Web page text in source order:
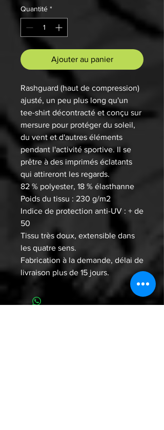
Quantité *
Ajouter au panier
Rashguard (haut de compression)
ajusté, un peu plus long qu'un
tee-shirt décontracté et conçu sur
mersure pour protéger du soleil,
du vent et d'autres éléments
pendant l'activité sportive. Il se
prêtre à des imprimés éclatants
qui attireront les regards.
82 % polyester, 18 % élasthanne
Poids du tissu : 230 g/m2
Indice de protection anti-UV : + de
50
Tissu très doux, extensible dans
les quatre sens.
Fabrication à la demande, délai de
livraison plus de 15 jours.